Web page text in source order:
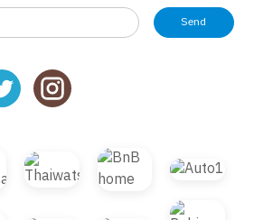
Send